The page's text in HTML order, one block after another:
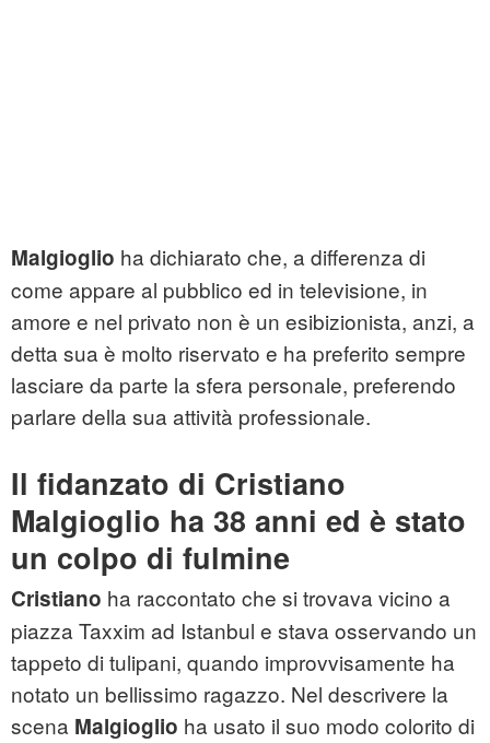
Malgioglio ha dichiarato che, a differenza di
come appare al pubblico ed in televisione, in
amore e nel privato non è un esibizionista, anzi, a
detta sua è molto riservato e ha preferito sempre
lasciare da parte la sfera personale, preferendo
parlare della sua attività professionale.
Il fidanzato di Cristiano
Malgioglio ha 38 anni ed è stato
un colpo di fulmine
Cristiano ha raccontato che si trovava vicino a
piazza Taxxim ad Istanbul e stava osservando un
tappeto di tulipani, quando improvvisamente ha
notato un bellissimo ragazzo. Nel descrivere la
scena Malgioglio ha usato il suo modo colorito di